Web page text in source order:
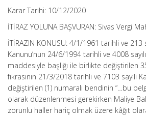
Karar Tarihi: 10/12/2020
İTİRAZ YOLUNA BAŞVURAN: Sivas Vergi
İTİRAZIN KONUSU: 4/1/1961 tarihli ve 213
Kanunu’nun 24/6/1994 tarihli ve 4008
maddesiyle başlığı ile birlikte değiştirilen
fıkrasının 21/3/2018 tarihli ve 7103 sayılı
değiştirilen (1) numaralı bendinin “…bu
olarak düzenlenmesi gerekirken Maliye
zorunlu haller hariç olmak üzere kâğıt